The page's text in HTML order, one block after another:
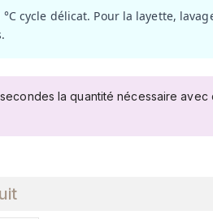
cycle délicat. Pour la layette,
la quantité nécessaire